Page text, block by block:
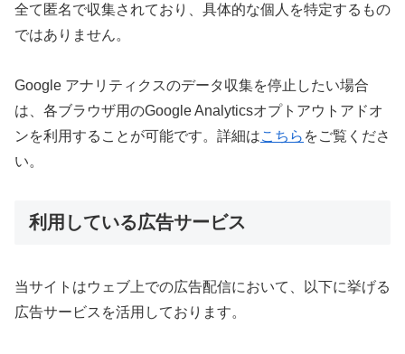
全て匿名で収集されており、具体的な個人を特定するもの
ではありません。
Google アナリティクスのデータ収集を停止したい場合
は、各ブラウザ用のGoogle Analyticsオプトアウトアドオ
ンを利用することが可能です。詳細はこちら をご覧くださ
い。
利用している広告サービス
当サイトはウェブ上での広告配信において、以下に挙げる
広告サービスを活用しております。